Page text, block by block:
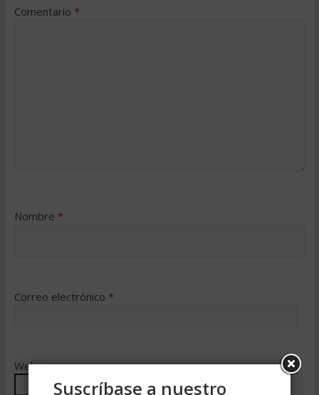
Comentario *
Nombre *
Correo electrónico *
Web
Suscríbase a nuestro